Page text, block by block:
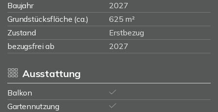
Baujahr
2027
Grundstücksfläche (ca.)
625 m²
Zustand
Erstbezug
bezugsfrei ab
2027
Ausstattung
Balkon
Gartennutzung